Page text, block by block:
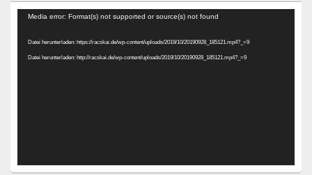
Video-
Media error: Format(s) not supported or source(s) not found
Datei herunterladen: https://racskai.de/wp-content/uploads/2019/10/20190928_185121.mp4?_=9
Datei herunterladen: http://racskai.de/wp-content/uploads/2019/10/20190928_185121.mp4?_=9